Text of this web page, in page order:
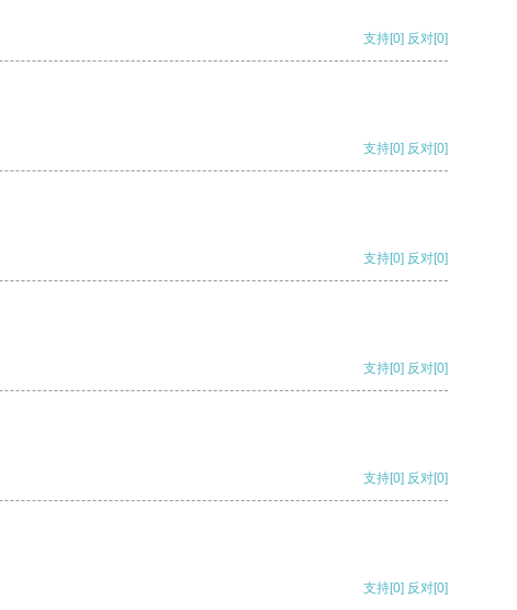
支持[0] 反对[0]
支持[0] 反对[0]
支持[0] 反对[0]
支持[0] 反对[0]
支持[0] 反对[0]
支持[0] 反对[0]